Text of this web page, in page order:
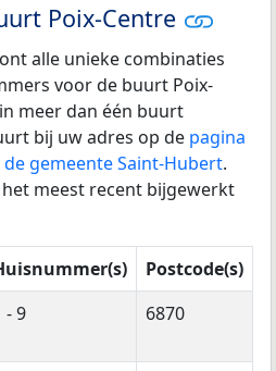
Poix-Centre
alle unieke combinaties
voor de buurt Poix-
meer dan één buurt
bij uw adres op de pagina
gemeente Saint-Hubert.
meest recent bijgewerkt
Postcode(s)
- 9 6870